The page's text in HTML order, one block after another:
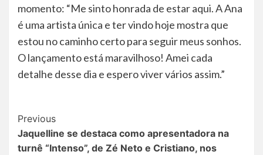
momento: “Me sinto honrada de estar aqui. A Ana
é uma artista única e ter vindo hoje mostra que
estou no caminho certo para seguir meus sonhos.
O lançamento está maravilhoso! Amei cada
detalhe desse dia e espero viver vários assim.”
Post
Navigation
Previous
Jaquelline se destaca como apresentadora na
turnê “Intenso”, de Zé Neto e Cristiano, nos